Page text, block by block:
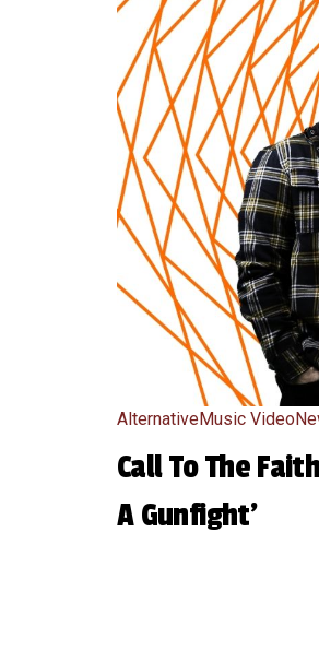
AlternativeMusic Video
Call To The
A Gunfight’